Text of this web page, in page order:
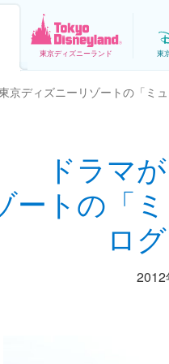
東京ディズニーランド 東
京ディズニーリゾートの「ミ
ドラマ
ートの「
ロ
2012